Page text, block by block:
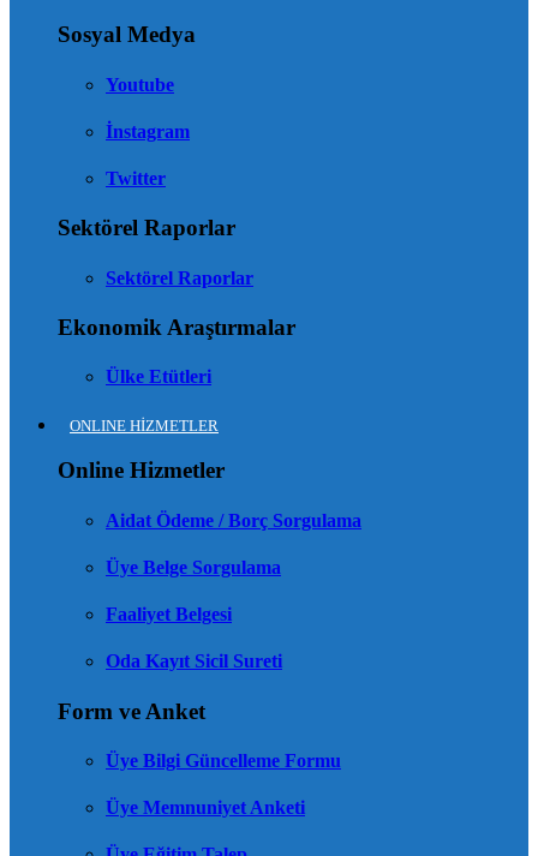
Sosyal Medya
Youtube
İnstagram
Twitter
Sektörel Raporlar
Sektörel Raporlar
Ekonomik Araştırmalar
Ülke Etütleri
ONLINE HİZMETLER
Online Hizmetler
Aidat Ödeme / Borç Sorgulama
Üye Belge Sorgulama
Faaliyet Belgesi
Oda Kayıt Sicil Sureti
Form ve Anket
Üye Bilgi Güncelleme Formu
Üye Memnuniyet Anketi